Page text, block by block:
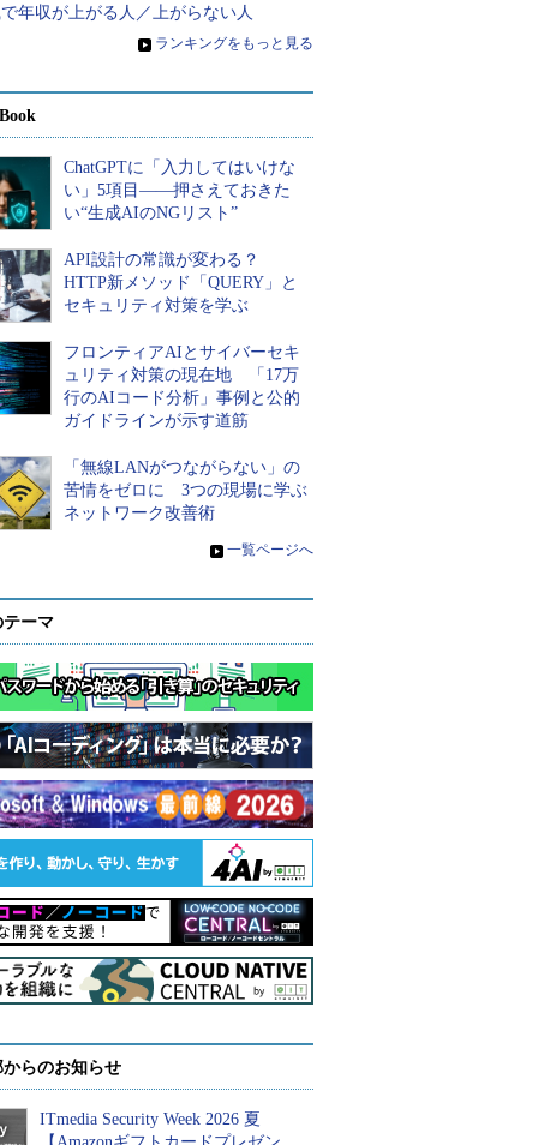
年収が上がる人／上がらない人
» ランキングをもっと見る
ChatGPTに「入力してはいけな
い」5項目――押さえておきた
い“生成AIのNGリスト”
API設計の常識が変わる？
HTTP新メソッド「QUERY」と
セキュリティ対策を学ぶ
フロンティアAIとサイバーセキ
ュリティ対策の現在地 「17万
行のAIコード分析」事例と公的
ガイドラインが示す道筋
「無線LANがつながらない」の
苦情をゼロに 3つの現場に学ぶ
ネットワーク改善術
» 一覧ページへ
ーマ
らのお知らせ
ITmedia Security Week 2026 夏